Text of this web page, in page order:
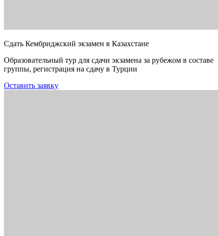
Сдать Кембриджский экзамен в Казахстане
Образовательный тур для сдачи экзамена за рубежом в составе
группы, регистрация на сдачу в Турции
Оставить заявку